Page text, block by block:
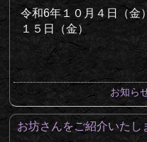
令和6年１０月４日（金
１５日（金）
お知ら
お坊さんをご紹介いたし